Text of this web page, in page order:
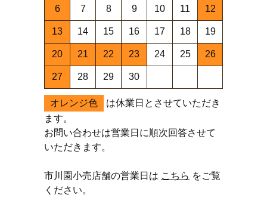
6 7 8 9 10 11 12
13 14 15 16 17 18 19
20 21 22 23 24 25 26
27 28 29 30
オレンジ色
は休業日とさせていただき
ます。
お問い合わせは営業日に順次回答させて
いただきます。
市川園小売店舗の営業日は こちら をご覧
ください。